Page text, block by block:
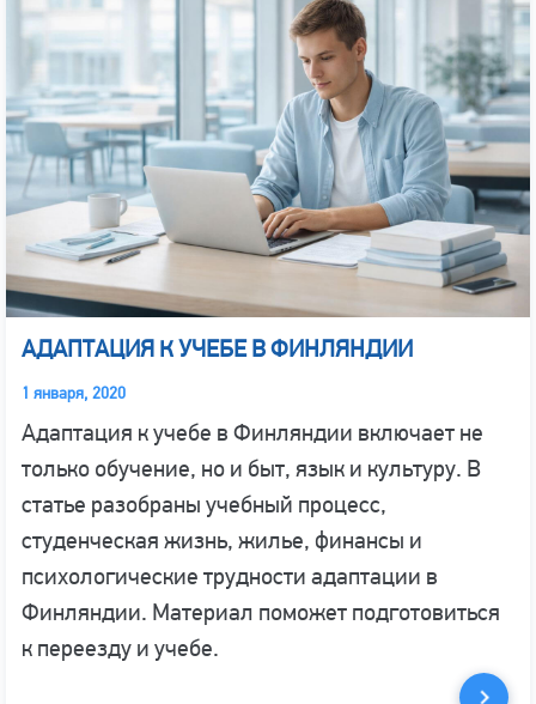
АДАПТАЦИЯ К УЧЕБЕ В ФИНЛЯНДИИ
1 января, 2020
Адаптация к учебе в Финляндии включает не
только обучение, но и быт, язык и культуру. В
статье разобраны учебный процесс,
студенческая жизнь, жилье, финансы и
психологические трудности адаптации в
Финляндии. Материал поможет подготовиться
к переезду и учебе.